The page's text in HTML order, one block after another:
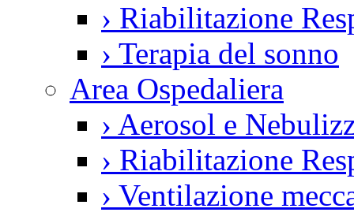
› Riabilitazione
› Terapia del sonno
Area Ospedaliera
› Aerosol e
› Riabilitazione
› Ventilazione